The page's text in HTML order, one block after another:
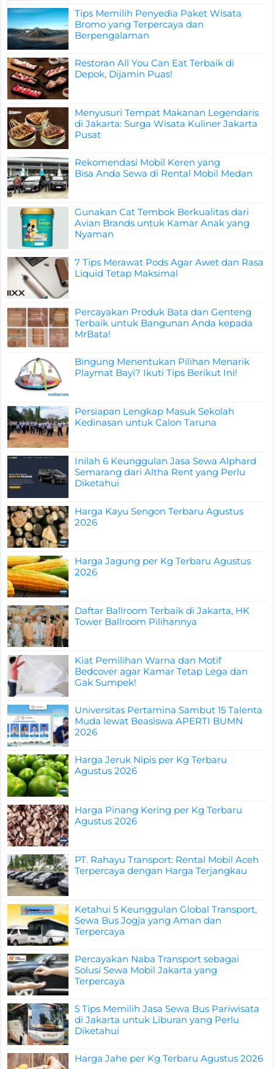
Tips Memilih Penyedia Paket Wisata
Bromo yang Terpercaya dan
Berpengalaman
Restoran All You Can Eat Terbaik di
Depok, Dijamin Puas!
Menyusuri Tempat Makanan Legendaris
di Jakarta: Surga Wisata Kuliner Jakarta
Pusat
Rekomendasi Mobil Keren yang
Bisa Anda Sewa di Rental Mobil Medan
Gunakan Cat Tembok Berkualitas dari
Avian Brands untuk Kamar Anak yang
Nyaman
7 Tips Merawat Pods Agar Awet dan Rasa
Liquid Tetap Maksimal
Percayakan Produk Bata dan Genteng
Terbaik untuk Bangunan Anda kepada
MrBata!
Bingung Menentukan Pilihan Menarik
Playmat Bayi? Ikuti Tips Berikut Ini!
Persiapan Lengkap Masuk Sekolah
Kedinasan untuk Calon Taruna
Inilah 6 Keunggulan Jasa Sewa Alphard
Semarang dari Altha Rent yang Perlu
Diketahui
Harga Kayu Sengon Terbaru Agustus
2026
Harga Jagung per Kg Terbaru Agustus
2026
Daftar Ballroom Terbaik di Jakarta, HK
Tower Ballroom Pilihannya
Kiat Pemilihan Warna dan Motif
Bedcover agar Kamar Tetap Lega dan
Gak Sumpek!
Universitas Pertamina Sambut 15 Talenta
Muda lewat Beasiswa APERTI BUMN
2026
Harga Jeruk Nipis per Kg Terbaru
Agustus 2026
Harga Pinang Kering per Kg Terbaru
Agustus 2026
PT. Rahayu Transport: Rental Mobil Aceh
Terpercaya dengan Harga Terjangkau
Ketahui 5 Keunggulan Global Transport,
Sewa Bus Jogja yang Aman dan
Terpercaya
Percayakan Naba Transport sebagai
Solusi Sewa Mobil Jakarta yang
Terpercaya
5 Tips Memilih Jasa Sewa Bus Pariwisata
di Jakarta untuk Liburan yang Perlu
Diketahui
Harga Jahe per Kg Terbaru Agustus 2026